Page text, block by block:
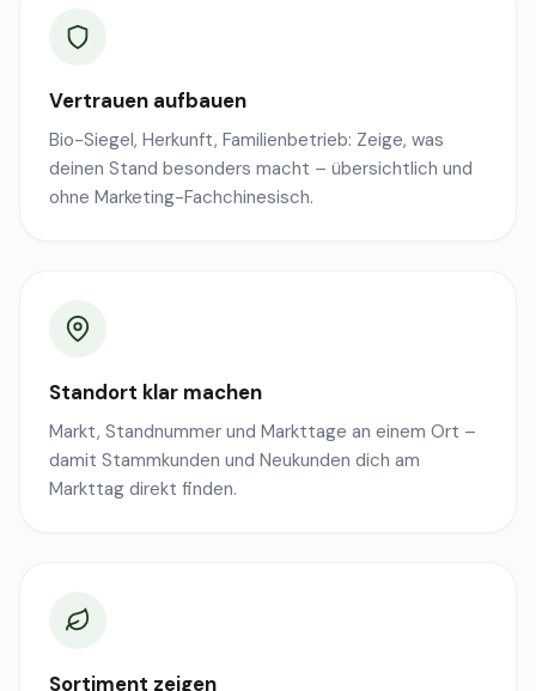
Vertrauen aufbauen
Bio-Siegel, Herkunft, Familienbetrieb: Zeige, was
deinen Stand besonders macht – übersichtlich und
ohne Marketing-Fachchinesisch.
Standort klar machen
Markt, Standnummer und Markttage an einem Ort –
damit Stammkunden und Neukunden dich am
Markttag direkt finden.
Sortiment zeigen